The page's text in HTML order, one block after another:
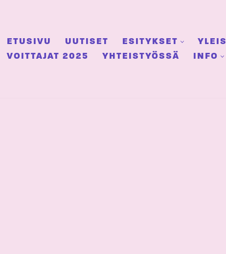
ETUSIVU UUTISET ESITYKSET
VOITTAJAT 2025
YHTEISTYÖSSÄ INFO